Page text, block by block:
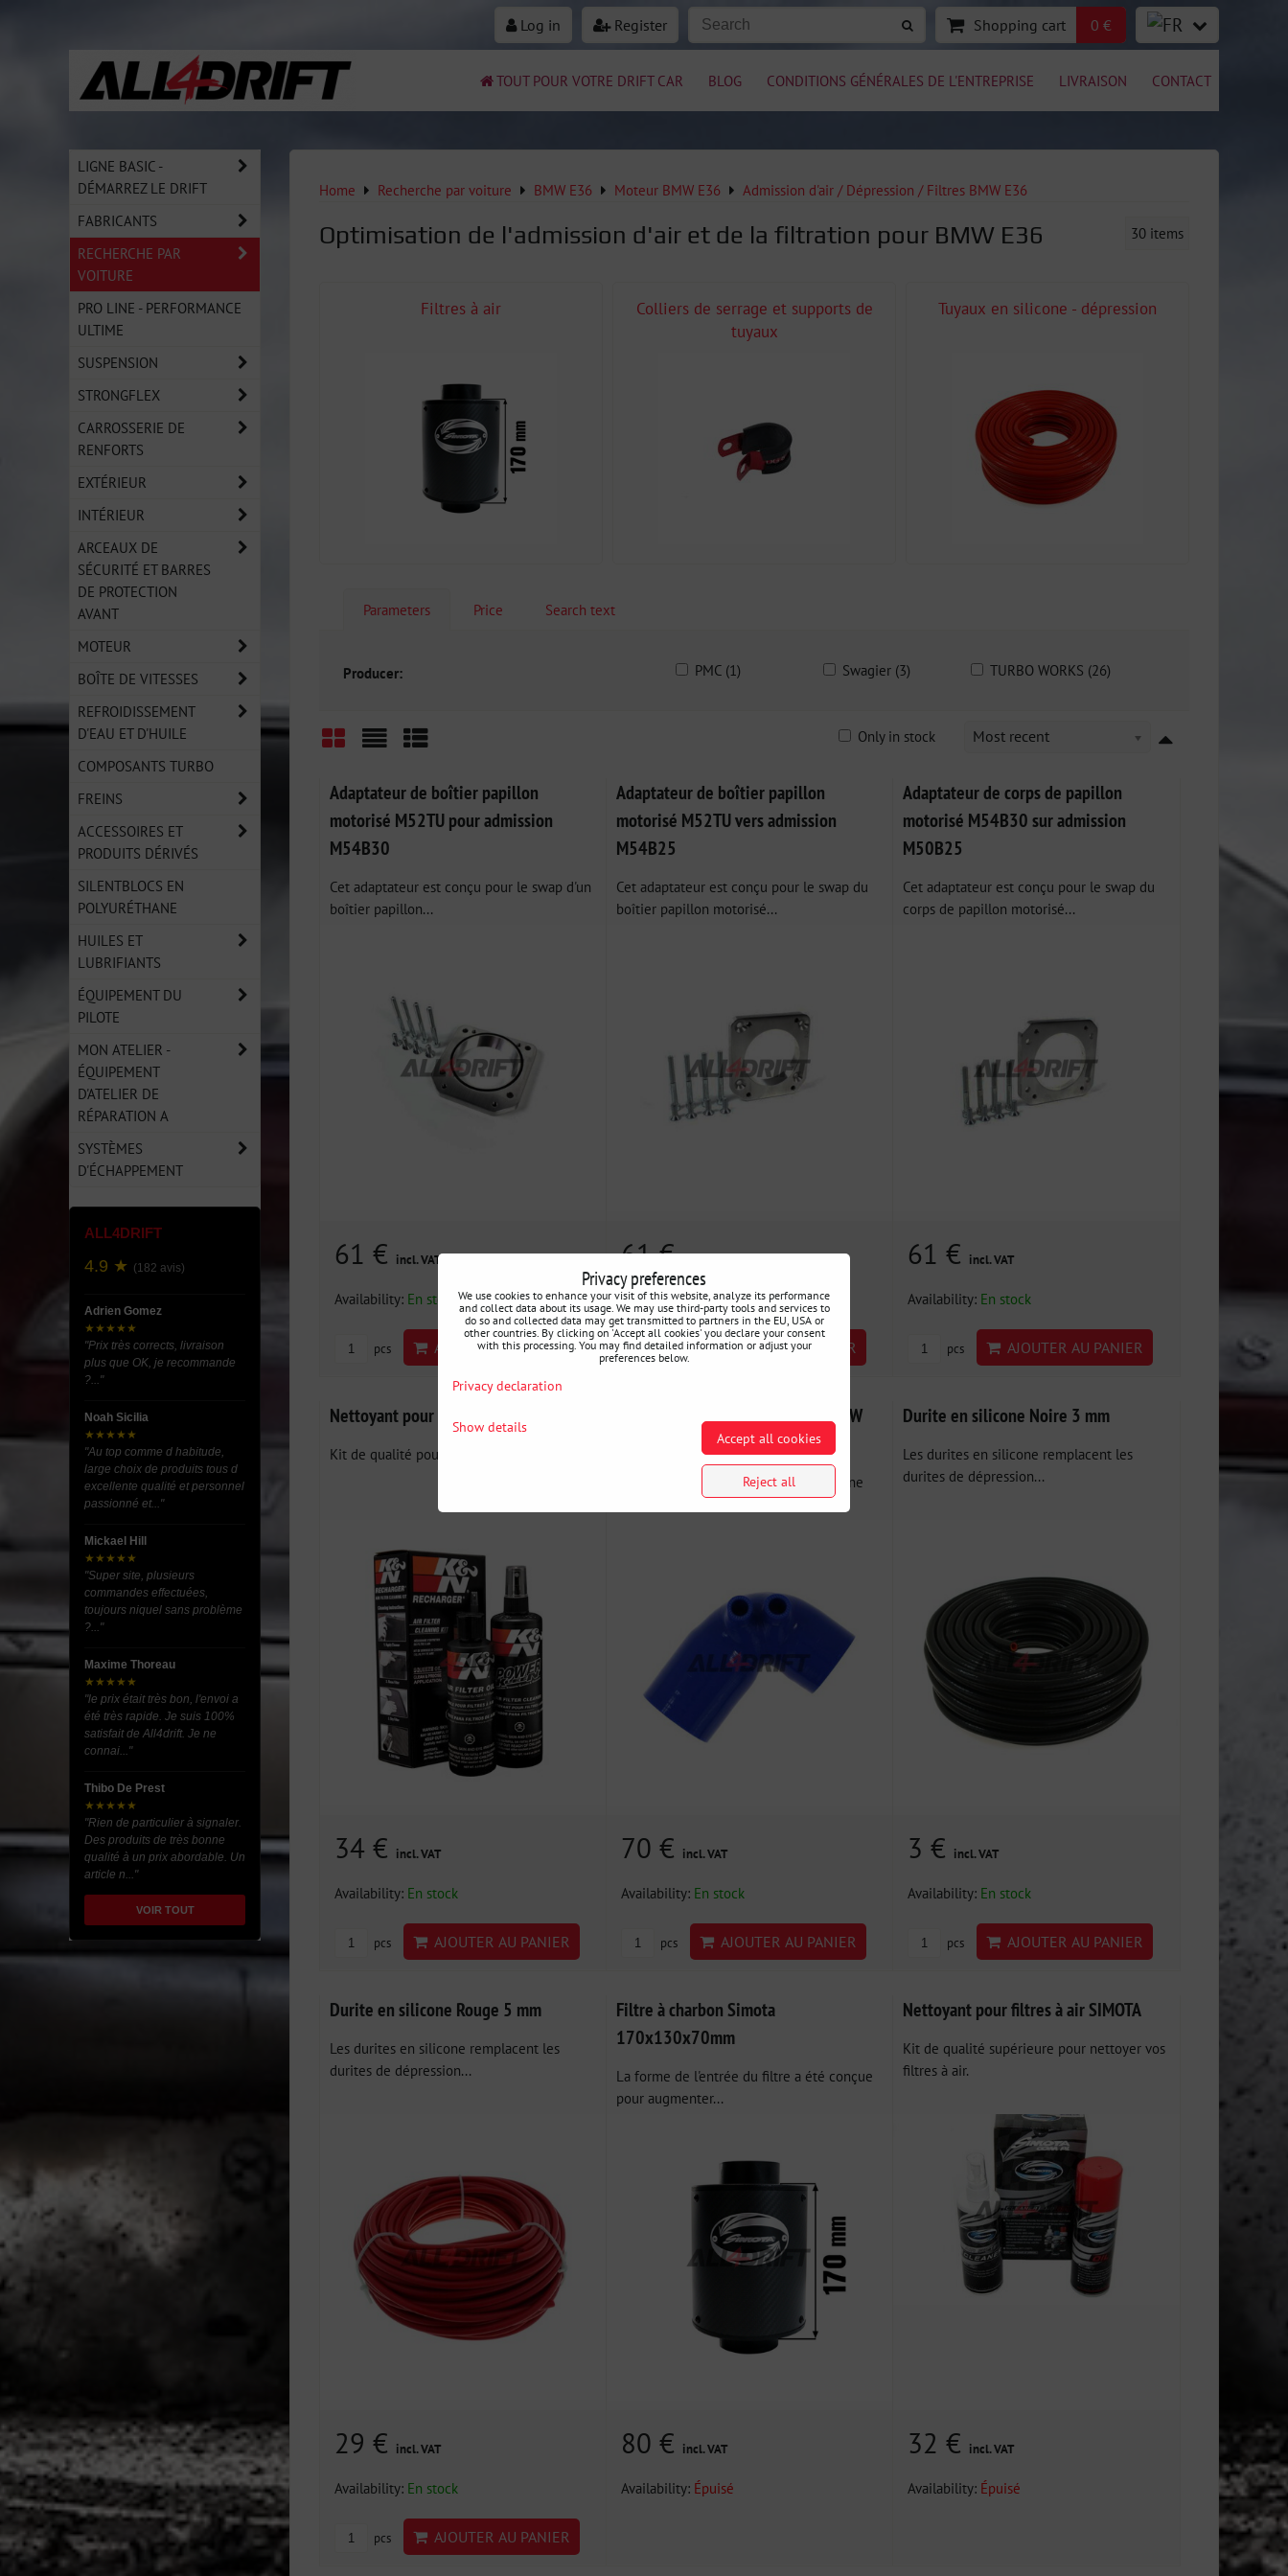
Log in Register Shopping cart 0 €
TOUT POUR VOTRE DRIFT CAR BLOG CONDITIONS GÉNÉRALES DE L'ENTREPRISE LIVRAISON CONTACT
Home Recherche par voiture BMW E36 Moteur BMW E36 Admission d'air / Dépression / Filtres BMW E36
Optimisation de l'admission d'air et de la filtration pour BMW E36 30 items
Filtres à air
Colliers de serrage et supports de
tuyaux
Tuyaux en silicone - dépression
Parameters Price Search text
Producer: PMC (1) Swagier (3) TURBO WORKS (26)
Most recent
Only in stock
Adaptateur de boîtier papillon
motorisé M52TU pour admission
M54B30
Cet adaptateur est conçu pour le swap d'un
boîtier papillon...
61 € incl. VAT
Availability: En stock
pcs AJOUTER AU PANIER
Adaptateur de boîtier papillon
motorisé M52TU vers admission
M54B25
Cet adaptateur est conçu pour le swap du
boîtier papillon motorisé...
61 €
Availability:En stock
pcs AJOUTER AU PANIER
Adaptateur de corps de papillon
motorisé M54B30 sur admission
M50B25
Cet adaptateur est conçu pour le swap du
corps de papillon motorisé...
61 € incl. VAT
Availability: En stock
pcs AJOUTER AU PANIER
Nettoyant pour filtres à air K&N
Kit de qualité pour nettoyer vos filtres à air.
34 € incl. VAT
Availability: En stock
pcs AJOUTER AU PANIER
Durite d'admission en silicone BMW
E36 325 328 M3 92-99 - coude
La durite d'admission en silicone est une
durite de haute qualité...
70 € incl. VAT
Availability: En stock
pcs AJOUTER AU PANIER
Durite en silicone Noire 3 mm
Les durites en silicone remplacent les
durites de dépression...
3 € incl. VAT
Availability: En stock
pcs AJOUTER AU PANIER
Durite en silicone Rouge 5 mm
Les durites en silicone remplacent les
durites de dépression...
29 € incl. VAT
Availability: En stock
pcs AJOUTER AU PANIER
Filtre à charbon Simota
170x130x70mm
La forme de l'entrée du filtre a été conçue
pour augmenter...
80 € incl. VAT
Availability: Épuisé
Nettoyant pour filtres à air SIMOTA
Kit de qualité supérieure pour nettoyer vos
filtres à air.
32 € incl. VAT
Availability: Épuisé
LIGNE BASIC -
DÉMARREZ LE DRIFT
FABRICANTS
RECHERCHE PAR
VOITURE
PRO LINE - PERFORMANCE
ULTIME
SUSPENSION
STRONGFLEX
CARROSSERIE DE
RENFORTS
EXTÉRIEUR
INTÉRIEUR
ARCEAUX DE
SÉCURITÉ ET BARRES
DE PROTECTION
AVANT
MOTEUR
BOÎTE DE VITESSES
REFROIDISSEMENT
D'EAU ET D'HUILE
COMPOSANTS TURBO
FREINS
ACCESSOIRES ET
PRODUITS DÉRIVÉS
SILENTBLOCS EN
POLYURÉTHANE
HUILES ET
LUBRIFIANTS
ÉQUIPEMENT DU
PILOTE
MON ATELIER -
ÉQUIPEMENT
D'ATELIER DE
RÉPARATION A
SYSTÈMES
D'ÉCHAPPEMENT
ALL4DRIFT
4.9 ★ (182 avis)
Adrien Gomez
★★★★★
"Prix très corrects, livraison
plus que OK, je recommande
?..."
Noah Sicilia
★★★★★
"Au top comme d habitude,
large choix de produits tous d
excellente qualité et personnel
passionné et..."
Mickael Hill
★★★★★
"Super site, plusieurs
commandes effectuées,
toujours niquel sans problème
?..."
Maxime Thoreau
★★★★★
"le prix était très bon, l'envoi a
été très rapide. Je suis 100%
satisfait de All4drift. Je ne
connai..."
Thibo De Prest
★★★★★
"Rien de particulier à signaler.
Des produits de très bonne
qualité à un prix abordable. Un
article n..."
VOIR TOUT
Privacy preferences
We use cookies to enhance your visit of this website, analyze its performance
and collect data about its usage. We may use third-party tools and services to
do so and collected data may get transmitted to partners in the EU, USA or
other countries. By clicking on 'Accept all cookies' you declare your consent
with this processing. You may find detailed information or adjust your
preferences below.
Privacy declaration
Show details
Accept all cookies
Reject all